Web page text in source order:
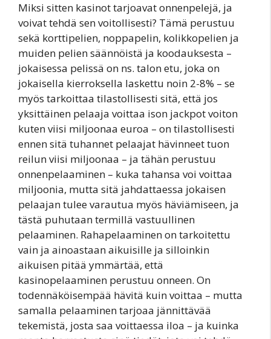
Miksi sitten kasinot tarjoavat onnenpelejä, ja
voivat tehdä sen voitollisesti? Tämä perustuu
sekä korttipelien, noppapelin, kolikkopelien ja
muiden pelien säännöistä ja koodauksesta –
jokaisessa pelissä on ns. talon etu, joka on
jokaisella kierroksella laskettu noin 2-8% – se
myös tarkoittaa tilastollisesti sitä, että jos
yksittäinen pelaaja voittaa ison jackpot voiton
kuten viisi miljoonaa euroa – on tilastollisesti
ennen sitä tuhannet pelaajat hävinneet tuon
reilun viisi miljoonaa – ja tähän perustuu
onnenpelaaminen – kuka tahansa voi voittaa
miljoonia, mutta sitä jahdattaessa jokaisen
pelaajan tulee varautua myös häviämiseen, ja
tästä puhutaan termillä vastuullinen
pelaaminen. Rahapelaaminen on tarkoitettu
vain ja ainoastaan aikuisille ja silloinkin
aikuisen pitää ymmärtää, että
kasinopelaaminen perustuu onneen. On
todennäköisempää hävitä kuin voittaa – mutta
samalla pelaaminen tarjoaa jännittävää
tekemistä, josta saa voittaessa iloa – ja kuinka